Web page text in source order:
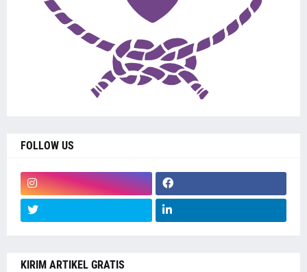
FOLLOW US
KIRIM ARTIKEL GRATIS